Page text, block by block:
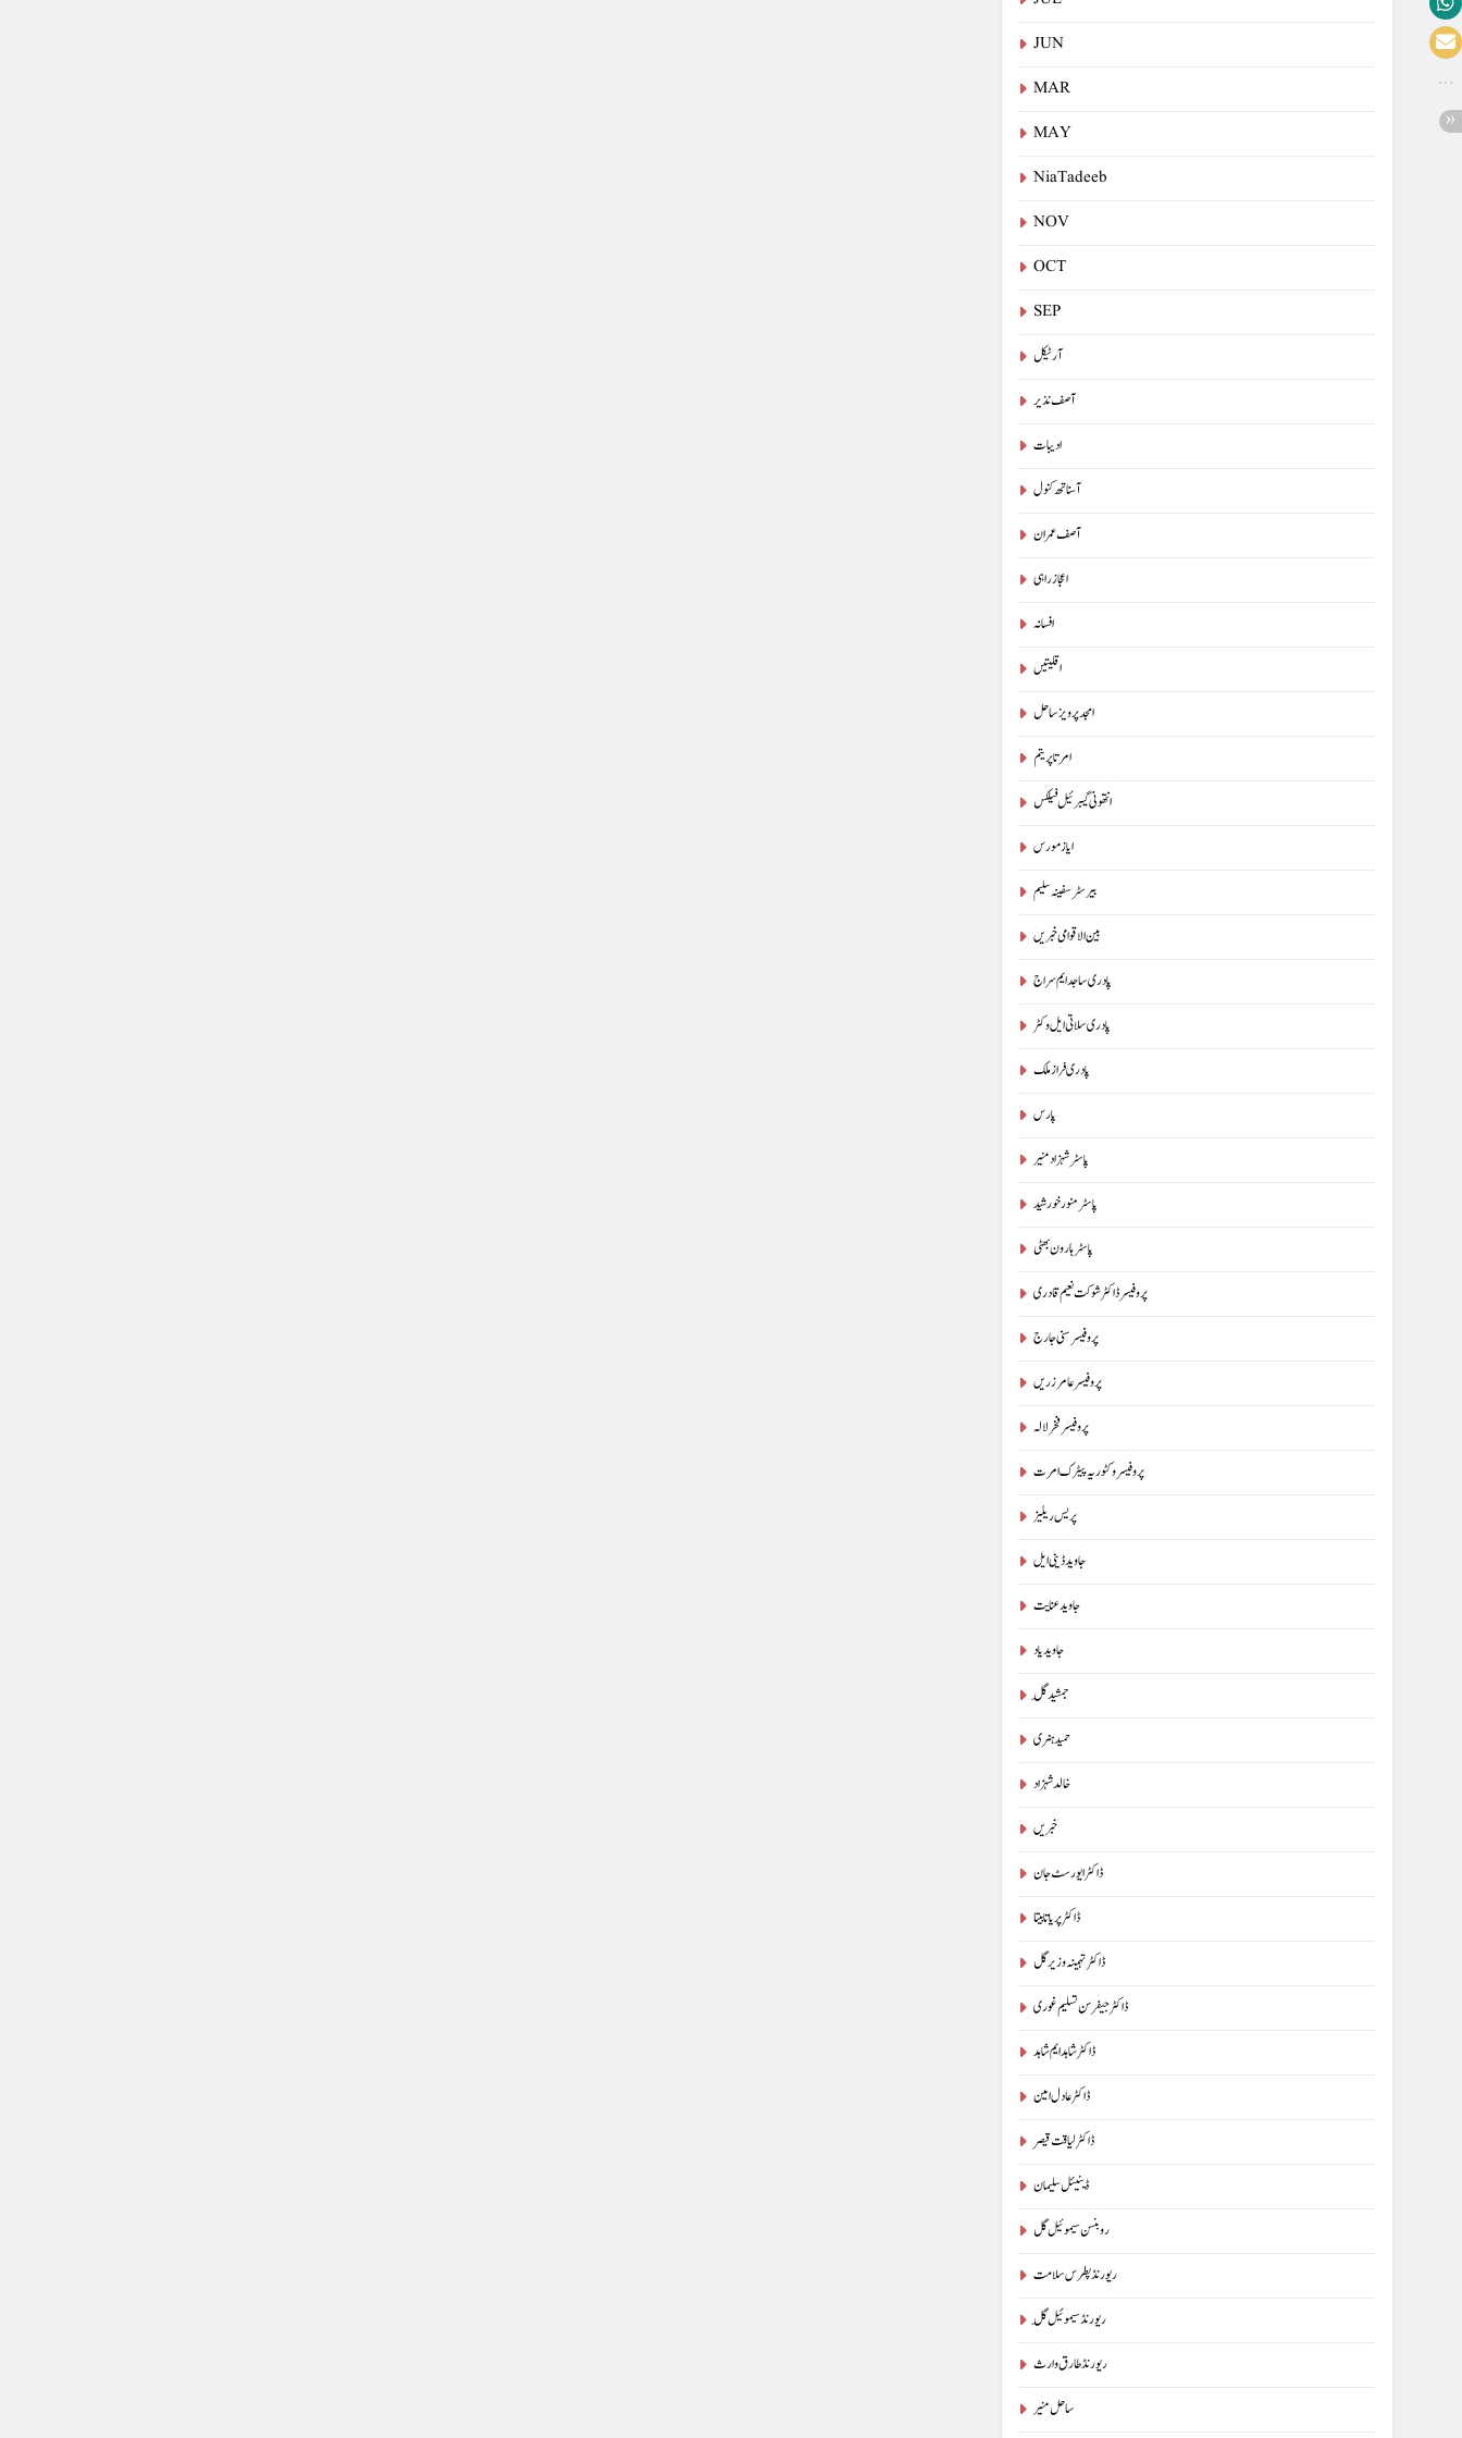
JUN
MAR
MAY
NiaTadeeb
NOV
OCT
SEP
آرٹیکل
آصف نذیر
ادیبات
آسناتھ کنول
آصف عمران
اعجاز راہی
افسانہ
اقلیتیں
امجد پرویز ساحل
امرتا پریتم
انتھونی گیبرئیل فیلکس
ایاز مورس
بیرسٹرسفینہ سلیم
بین الاقوامی خبریں
پادری ساجد ایم سراج
پادری سلاتی ایل وکٹر
پادری فراز ملک
پارس
پاسٹر شہزاد منیر
پاسٹر منور خورشید
پاسٹر ہارون بھٹی
پروفیسر ڈاکٹر شوکت نعیم قادری
پروفیسر سنی جارج
پروفیسر عامر زریں
پروفیسر فخر لالہ
پروفیسر وکٹوریہ پیٹرک امرت
پریس ریلیز
جاوید ڈینی ایل
جاوید عنایت
جاوید یاد
جمشید گِل
حمید ہنری
خالد شہزاد
خبریں
ڈاکٹر ایورسٹ جان
ڈاکٹر پریا تابیتا
ڈاکٹر تہمینہ وزیر گل
ڈاکٹر جیفرسن تسلیم غوری
ڈاکٹر شاہد ایم شاہد
ڈاکٹر عادل امین
ڈاکٹر لیاقت قیصر
ڈینیئل سلیمان
روبنسن سیموئیل گل
ریورنڈ پطرس سلامت
ریورنڈ سیموئیل گِل
ریورنڈ طارق وارث
ساحل منیر